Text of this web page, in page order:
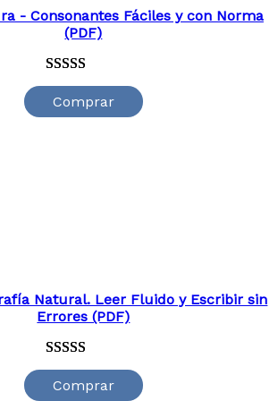
- Consonantes Fáciles y con Norma
(PDF)
Valorado
con4.76de
33
Comprar
Natural. Leer Fluido y Escribir sin
Errores (PDF)
Valorado
con4.91de
33
Comprar